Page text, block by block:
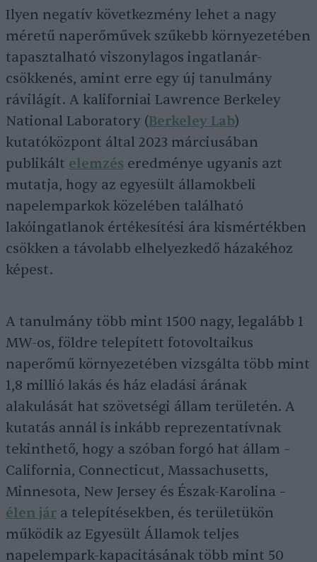
Ilyen negatív következmény lehet a nagy
méretű naperőművek szűkebb környezetében
tapasztalható viszonylagos ingatlanár-
csökkenés, amint erre egy új tanulmány
rávilágít. A kaliforniai Lawrence Berkeley
National Laboratory (Berkeley Lab)
kutatóközpont által 2023 márciusában
publikált elemzés eredménye ugyanis azt
mutatja, hogy az egyesült államokbeli
napelemparkok közelében található
lakóingatlanok értékesítési ára kismértékben
csökken a távolabb elhelyezkedő házakéhoz
képest.
A tanulmány több mint 1500 nagy, legalább 1
MW-os, földre telepített fotovoltaikus
naperőmű környezetében vizsgálta több mint
1,8 millió lakás és ház eladási árának
alakulását hat szövetségi állam területén. A
kutatás annál is inkább reprezentatívnak
tekinthető, hogy a szóban forgó hat állam –
California, Connecticut, Massachusetts,
Minnesota, New Jersey és Észak-Karolina –
élen jár a telepítésekben, és területükön
működik az Egyesült Államok teljes
napelempark-kapacitásának több mint 50